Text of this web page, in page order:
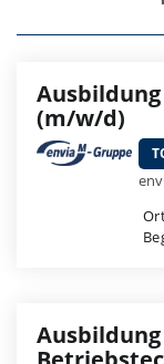
(m/w/d)